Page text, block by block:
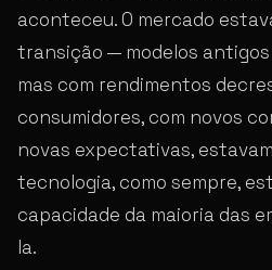
aconteceu. O mercado
transição — modelos
mas com rendimentos
consumidores, com novos
novas expectativas,
tecnologia, como sempre,
capacidade da maioria das
la.